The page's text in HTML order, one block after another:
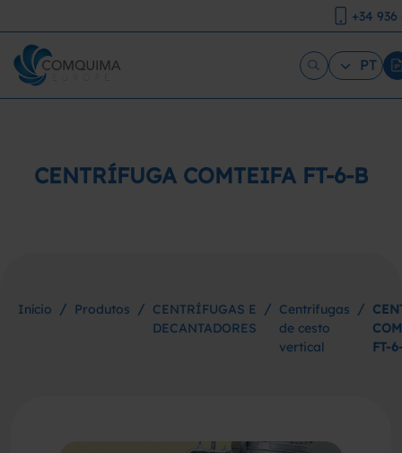
+34
PT
CENTRÍFUGA COMTEIFA FT-6-B
Início / Produtos / CENTRÍFUGAS E
DECANTADORES
/ Centrífugas
de cesto
vertical
/
FT-